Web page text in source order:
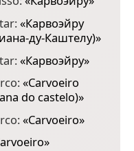
«Карвоэйру
ду-Каштелу)»
«Карвоэйру»
«Carvoeiro
do castelo)»
«Carvoeiro»
»